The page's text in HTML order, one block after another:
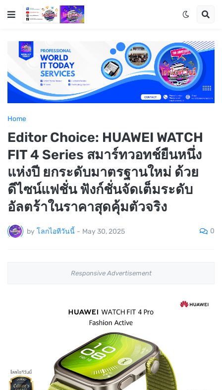
Home
Editor Choice: HUAWEI WATCH
FIT 4 Series สมาร์ทวอทช์ยืนหนึ่ง
แห่งปี ยกระดับมาตรฐานใหม่ ด้วย
ดีไซน์แฟชั่น ฟังก์ชั่นจัดเต็มระดับ
อัลตร้าในราคาสุดคุ้มตัวจริง
by โลกไอทีวันนี้ - May 30, 2025 0
Responsive Advertisement